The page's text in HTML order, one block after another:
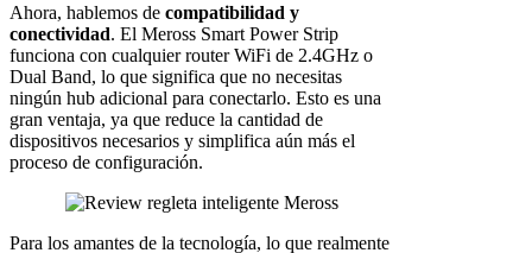
Ahora, hablemos de compatibilidad y
conectividad. El Meross Smart Power Strip
funciona con cualquier router WiFi de 2.4GHz o
Dual Band, lo que significa que no necesitas
ningún hub adicional para conectarlo. Esto es una
gran ventaja, ya que reduce la cantidad de
dispositivos necesarios y simplifica aún más el
proceso de configuración.
Para los amantes de la tecnología, lo que realmente